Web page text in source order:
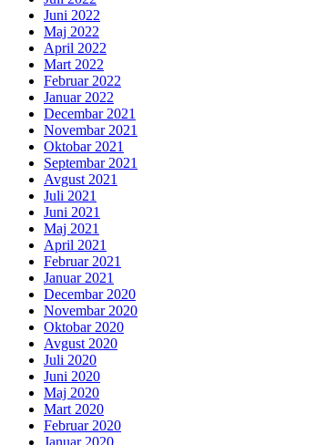
Juni 2022
Maj 2022
April 2022
Mart 2022
Februar 2022
Januar 2022
Decembar 2021
Novembar 2021
Oktobar 2021
Septembar 2021
Avgust 2021
Juli 2021
Juni 2021
Maj 2021
April 2021
Februar 2021
Januar 2021
Decembar 2020
Novembar 2020
Oktobar 2020
Avgust 2020
Juli 2020
Juni 2020
Maj 2020
Mart 2020
Februar 2020
Januar 2020